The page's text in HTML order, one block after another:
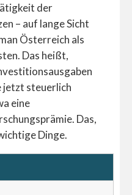
der
– auf lange Sicht
Österreich als
Das heißt,
jetzt steuerlich
eine
Das,
Dinge.